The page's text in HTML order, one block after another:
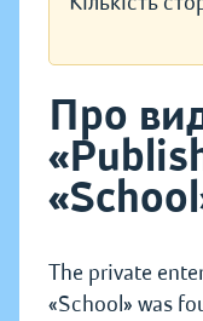
Про
The private
«School» was